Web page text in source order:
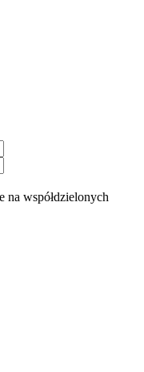
na współdzielonych